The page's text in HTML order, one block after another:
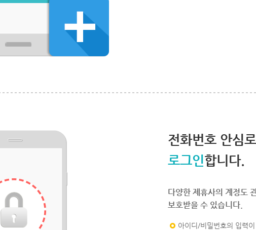
전화번호 안심
로그인합니다.
다양한 제휴사의 계정도
보호받을 수 있습니다.
아이디/비밀번호의 입력